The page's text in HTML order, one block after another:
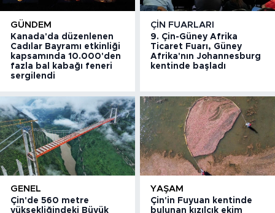
GÜNDEM
Kanada'da düzenlenen
Cadılar Bayramı etkinliği
kapsamında 10.000'den
fazla bal kabağı feneri
sergilendi
ÇIN FUARLARI
9. Çin-Güney Afrika
Ticaret Fuarı, Güney
Afrika'nın Johannesburg
kentinde başladı
GENEL
Çin'de 560 metre
yüksekliğindeki Büyük
YAŞAM
Çin'in Fuyuan kentinde
bulunan kızılcık ekim